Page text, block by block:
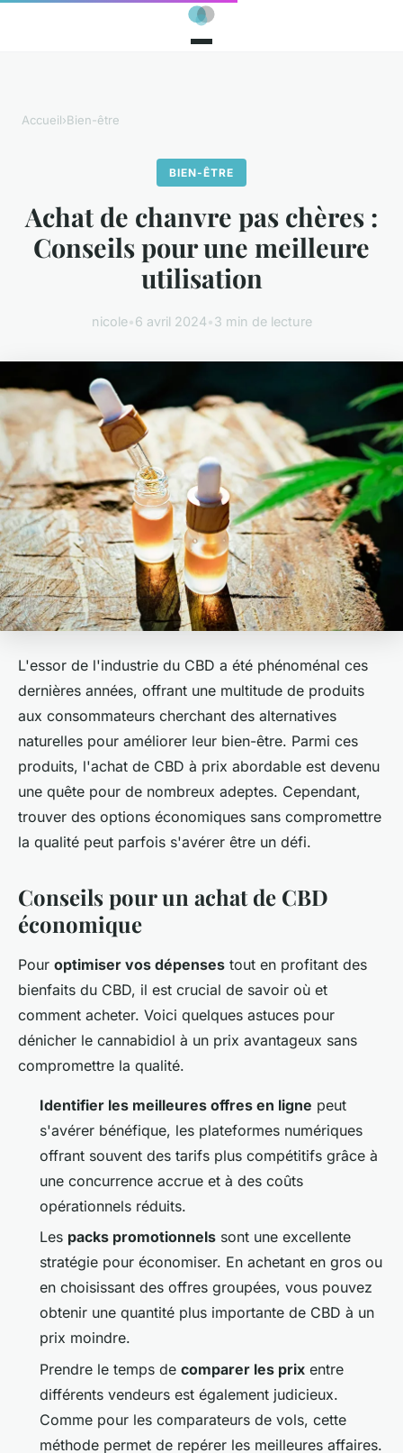
Accueil›Bien-être
BIEN-ÊTRE
Achat de chanvre pas chères :
Conseils pour une meilleure
utilisation
nicole•6 avril 2024•3 min de lecture
L'essor de l'industrie du CBD a été phénoménal ces
dernières années, offrant une multitude de produits
aux consommateurs cherchant des alternatives
naturelles pour améliorer leur bien-être. Parmi ces
produits, l'achat de CBD à prix abordable est devenu
une quête pour de nombreux adeptes. Cependant,
trouver des options économiques sans compromettre
la qualité peut parfois s'avérer être un défi.
Conseils pour un achat de CBD
économique
Pour optimiser vos dépenses tout en profitant des
bienfaits du CBD, il est crucial de savoir où et
comment acheter. Voici quelques astuces pour
dénicher le cannabidiol à un prix avantageux sans
compromettre la qualité.
Identifier les meilleures offres en ligne peut
s'avérer bénéfique, les plateformes numériques
offrant souvent des tarifs plus compétitifs grâce à
une concurrence accrue et à des coûts
opérationnels réduits.
Les packs promotionnels sont une excellente
stratégie pour économiser. En achetant en gros ou
en choisissant des offres groupées, vous pouvez
obtenir une quantité plus importante de CBD à un
prix moindre.
Prendre le temps de comparer les prix entre
différents vendeurs est également judicieux.
Comme pour les comparateurs de vols, cette
méthode permet de repérer les meilleures affaires.